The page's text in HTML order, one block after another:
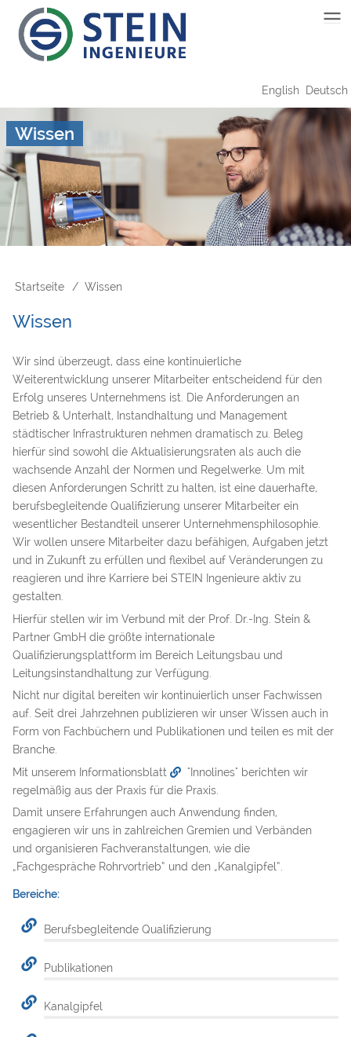
zum
Inhalt
Main
navigation
English Deutsch
Wissen
Pfadnavigation
Startseite Wissen
Wissen
Wir sind überzeugt, dass eine kontinuierliche
Weiterentwicklung unserer Mitarbeiter entscheidend für den
Erfolg unseres Unternehmens ist. Die Anforderungen an
Betrieb & Unterhalt, Instandhaltung und Management
städtischer Infrastrukturen nehmen dramatisch zu. Beleg
hierfür sind sowohl die Aktualisierungsraten als auch die
wachsende Anzahl der Normen und Regelwerke. Um mit
diesen Anforderungen Schritt zu halten, ist eine dauerhafte,
berufsbegleitende Qualifizierung unserer Mitarbeiter ein
wesentlicher Bestandteil unserer Unternehmensphilosophie.
Wir wollen unsere Mitarbeiter dazu befähigen, Aufgaben jetzt
und in Zukunft zu erfüllen und flexibel auf Veränderungen zu
reagieren und ihre Karriere bei STEIN Ingenieure aktiv zu
gestalten.
Hierfür stellen wir im Verbund mit der Prof. Dr.-Ing. Stein &
Partner GmbH die größte internationale
Qualifizierungsplattform im Bereich Leitungsbau und
Leitungsinstandhaltung zur Verfügung.
Nicht nur digital bereiten wir kontinuierlich unser Fachwissen
auf. Seit drei Jahrzehnen publizieren wir unser Wissen auch in
Form von Fachbüchern und Publikationen und teilen es mit der
Branche.
Mit unserem Informationsblatt
"Innolines" berichten wir
regelmäßig aus der Praxis für die Praxis.
Damit unsere Erfahrungen auch Anwendung finden,
engagieren wir uns in zahlreichen Gremien und Verbänden
und organisieren Fachveranstaltungen, wie die
„Fachgespräche Rohrvortrieb“ und den „Kanalgipfel“.
Bereiche:
Berufsbegleitende Qualifizierung
Publikationen
Kanalgipfel